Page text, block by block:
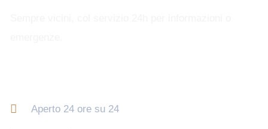
Aperto 24 ore su 24